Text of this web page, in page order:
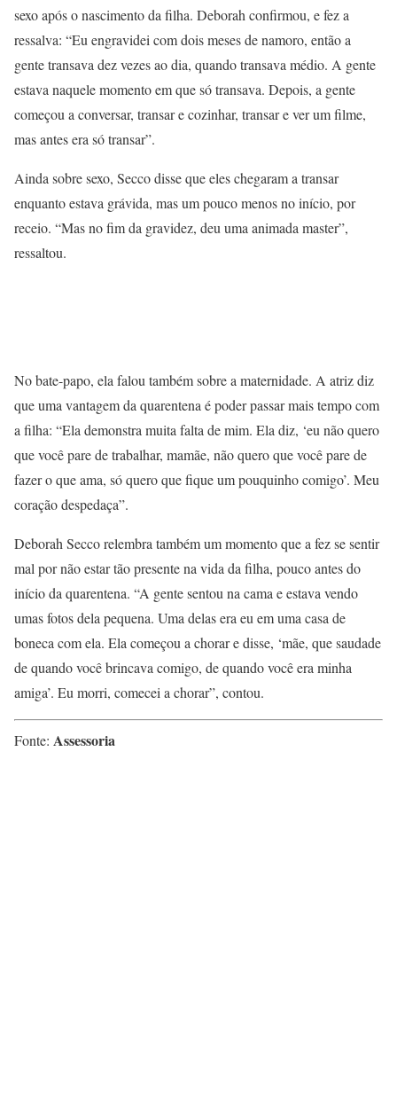
sexo após o nascimento da filha. Deborah confirmou, e fez a
ressalva: “Eu engravidei com dois meses de namoro, então a
gente transava dez vezes ao dia, quando transava médio. A gente
estava naquele momento em que só transava. Depois, a gente
começou a conversar, transar e cozinhar, transar e ver um filme,
mas antes era só transar”.
Ainda sobre sexo, Secco disse que eles chegaram a transar
enquanto estava grávida, mas um pouco menos no início, por
receio. “Mas no fim da gravidez, deu uma animada master”,
ressaltou.
No bate-papo, ela falou também sobre a maternidade. A atriz diz
que uma vantagem da quarentena é poder passar mais tempo com
a filha: “Ela demonstra muita falta de mim. Ela diz, ‘eu não quero
que você pare de trabalhar, mamãe, não quero que você pare de
fazer o que ama, só quero que fique um pouquinho comigo’. Meu
coração despedaça”.
Deborah Secco relembra também um momento que a fez se sentir
mal por não estar tão presente na vida da filha, pouco antes do
início da quarentena. “A gente sentou na cama e estava vendo
umas fotos dela pequena. Uma delas era eu em uma casa de
boneca com ela. Ela começou a chorar e disse, ‘mãe, que saudade
de quando você brincava comigo, de quando você era minha
amiga’. Eu morri, comecei a chorar”, contou.
Fonte: Assessoria